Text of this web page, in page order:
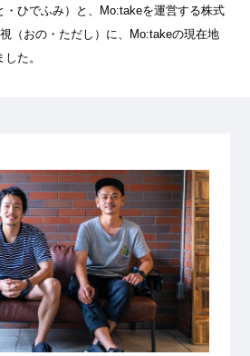
・ひでふみ）と、Mo:takeを運営する株式
（おの・ただし）に、Mo:takeの現在地
た。